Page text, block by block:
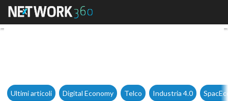
Premiate le 14 migliori
Ultimi articoli Digital Economy Telco Industria 4.0